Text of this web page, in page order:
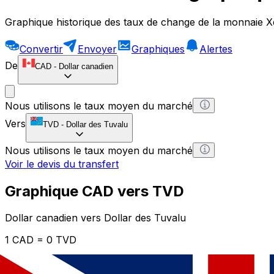
Graphique historique des taux de change de la monnaie
Convertir Envoyer Graphiques
Alertes
De
CAD - Dollar canadien
Nous utilisons le taux moyen du marché
Vers
TVD - Dollar des Tuvalu
Nous utilisons le taux moyen du marché
Voir le devis du transfert
Graphique CAD vers TVD
Dollar canadien vers Dollar des Tuvalu
1 CAD = 0 TVD
12H 1M